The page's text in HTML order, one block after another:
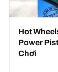
Hot
Power
Chơi